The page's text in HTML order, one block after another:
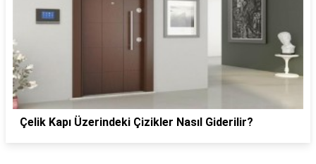
Çelik Kapı Üzerindeki Çizikler Nasıl Giderilir?